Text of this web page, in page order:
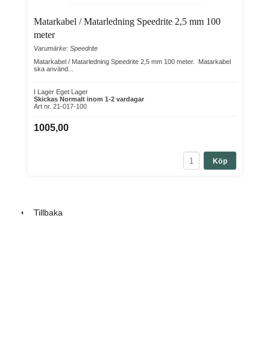
Matarkabel / Matarledning Speedrite 2,5 mm 100
meter
Varumärke: Speedrite
Matarkabel / Matarledning Speedrite 2,5 mm 100 meter. Matarkabel
ska använd...
I Lager Eget Lager
Skickas Normalt inom 1-2 vardagar
Art nr. 21-017-100
1005,00
Köp
Tillbaka